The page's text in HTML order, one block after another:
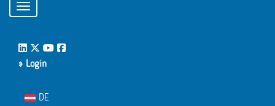
Toggle navigation
LinkedIn
Twitter
Youtube
Facebook
» Login
Sprache auswählen
DE